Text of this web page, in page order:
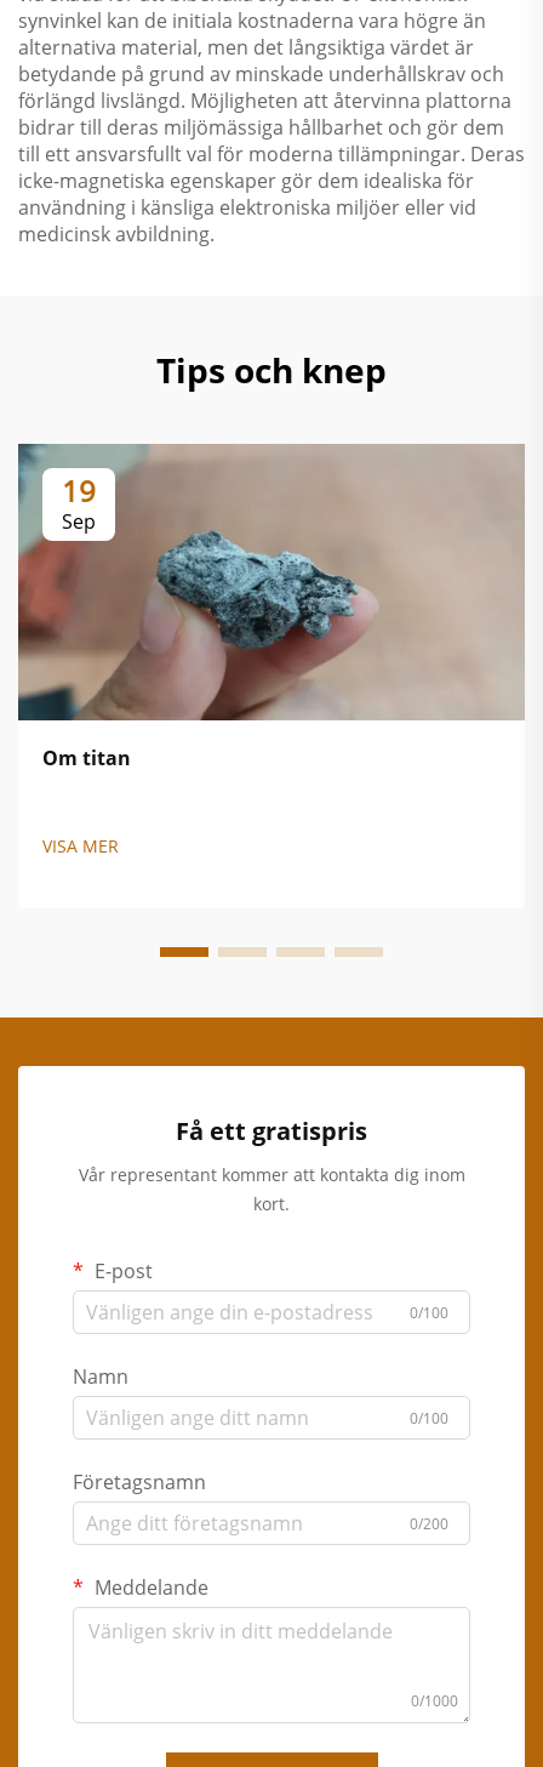
synvinkel kan de initiala kostnaderna vara högre än
alternativa material, men det långsiktiga värdet är
betydande på grund av minskade underhållskrav och
förlängd livslängd. Möjligheten att återvinna plattorna
bidrar till deras miljömässiga hållbarhet och gör dem
till ett ansvarsfullt val för moderna tillämpningar. Deras
icke-magnetiska egenskaper gör dem idealiska för
användning i känsliga elektroniska miljöer eller vid
medicinsk avbildning.
Tips och knep
19
Sep
Om titan
VISA MER
Få ett gratispris
Vår representant kommer att kontakta dig inom
kort.
E-post
0/100
Namn
0/100
Företagsnamn
0/200
Meddelande
0/1000